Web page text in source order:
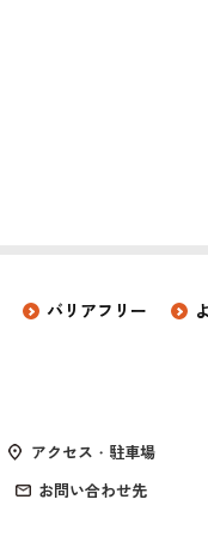
バリアフリー
アクセス・駐車場
お問い合わせ先